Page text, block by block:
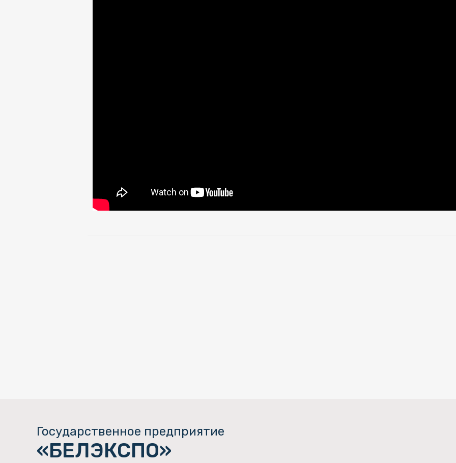
Государственное предприятие
«БЕЛЭКСПО»